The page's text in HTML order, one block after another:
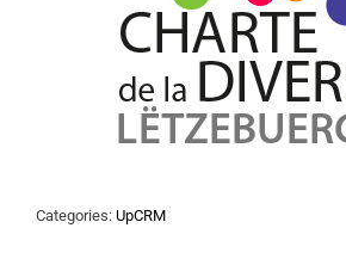
Categories: UpCRM